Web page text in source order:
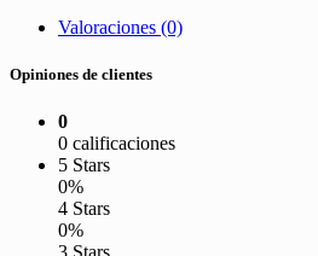
Valoraciones (0)
Opiniones de clientes
0
0 calificaciones
5 Stars
0%
4 Stars
0%